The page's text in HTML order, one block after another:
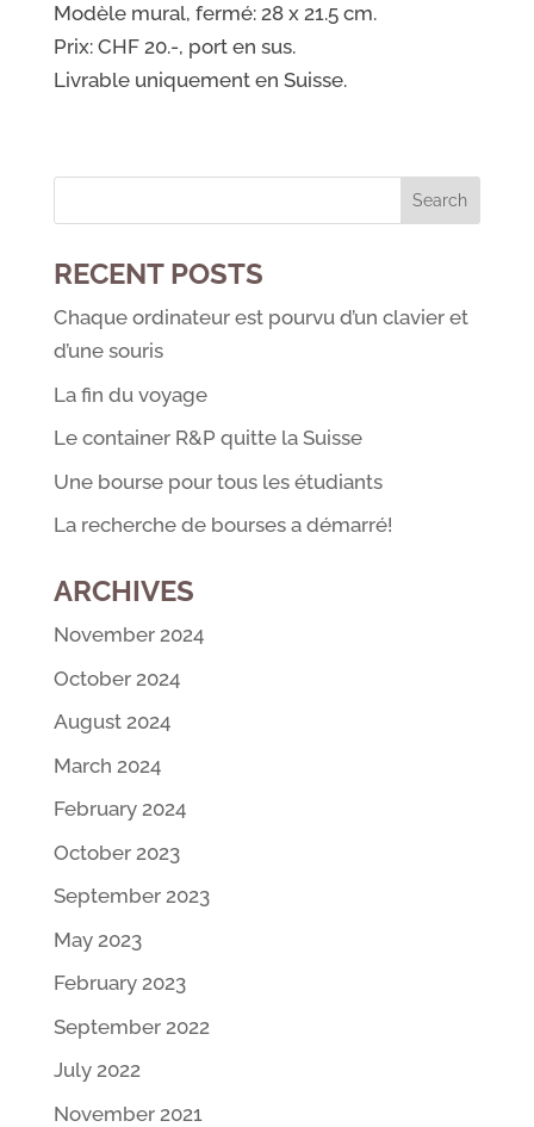
Modèle mural, fermé: 28 x 21.5 cm.
Prix: CHF 20.-, port en sus.
Livrable uniquement en Suisse.
RECENT POSTS
Chaque ordinateur est pourvu d’un clavier et
d’une souris
La fin du voyage
Le container R&P quitte la Suisse
Une bourse pour tous les étudiants
La recherche de bourses a démarré!
ARCHIVES
November 2024
October 2024
August 2024
March 2024
February 2024
October 2023
September 2023
May 2023
February 2023
September 2022
July 2022
November 2021